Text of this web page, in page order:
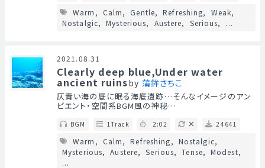
Warm Calm Gentle Refreshing
Weak
Nostalgic
Mysterious Austere Serious ...
2021.08.31
Clearly deep blue,Under water
ancient ruinsby 蒲鉾さちこ
仄青い海の底に眠る海底遺跡…そんなイメージのアン
ビエント・空間系BGM風の神秘…
BGM 1Track 2:02 24641
Warm Calm Refreshing
Nostalgic
Mysterious
Austere Serious Tense
Modest
...